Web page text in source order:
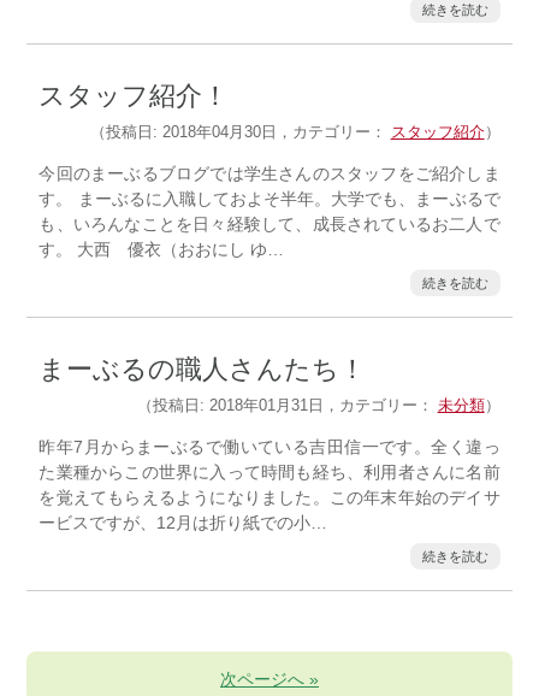
続きを読む
スタッフ紹介！
（投稿日: 2018年04月30日，カテゴリー： スタッフ紹介）
今回のまーぶるブログでは学生さんのスタッフをご紹介しま
す。 まーぶるに入職しておよそ半年。大学でも、まーぶるで
も、いろんなことを日々経験して、成長されているお二人で
す。 大西 優衣（おおにし ゆ…
続きを読む
まーぶるの職人さんたち！
（投稿日: 2018年01月31日，カテゴリー： 未分類 ）
昨年7月からまーぶるで働いている吉田信一です。全く違っ
た業種からこの世界に入って時間も経ち、利用者さんに名前
を覚えてもらえるようになりました。この年末年始のデイサ
ービスですが、12月は折り紙での小…
続きを読む
次ページへ »